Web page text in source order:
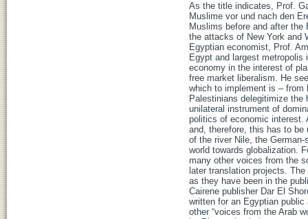
As the title indicates, Prof.
Muslime vor und nach den
Muslims before and after the
the attacks of New York and
Egyptian economist, Prof.
Egypt and largest
economy in the interest of
free market liberalism. He
which to implement is –
Palestinians delegitimize
unilateral instrument of
politics of economic interest.
and, therefore, this has to
of the river Nile, the
world towards globalization.
many other voices from the
later translation projects.
as they have been in the
Cairene publisher Dar El
written for an Egyptian
other “voices from the Arab